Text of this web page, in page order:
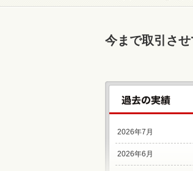
今まで取引させ
2026年7月
2026年6月